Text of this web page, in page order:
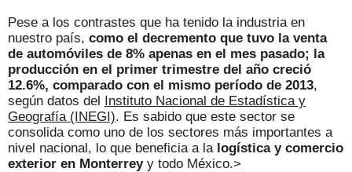
Pese a los contrastes que ha tenido la industria en
nuestro país, como el decremento que tuvo la venta
de automóviles de 8% apenas en el mes pasado; la
producción en el primer trimestre del año creció
12.6%, comparado con el mismo período de 2013,
según datos del Instituto Nacional de Estadística y
Geografía (INEGI). Es sabido que este sector se
consolida como uno de los sectores más importantes a
nivel nacional, lo que beneficia a la logística y comercio
exterior en Monterreyy todo México.>